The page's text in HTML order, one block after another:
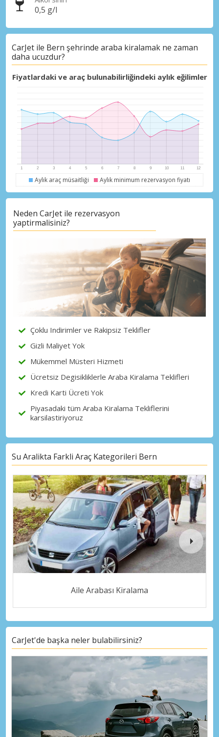
Büyük tasarruflar
Özel iş ortağı tekliflerine erişim sağlayın
eLink ile giriş yap
0,5 g/l
CarJet ile Bern şehrinde araba kiralamak ne zaman
daha ucuzdur?
Fiyatlardaki ve araç bulunabilirliğindeki aylık eğilimler
Aylık araç müsaitliği Aylık minimum rezervasyon fiyatı
Neden CarJet ile rezervasyon
yaptirmalisiniz?
Çoklu Indirimler ve Rakipsiz Teklifler
Gizli Maliyet Yok
Mükemmel Müsteri Hizmeti
Ücretsiz Degisikliklerle Araba Kiralama Teklifleri
Kredi Karti Ücreti Yok
Piyasadaki tüm Araba Kiralama Tekliflerini
karsilastiriyoruz
Su Aralikta Farkli Araç Kategorileri Bern
Aile Arabası Kiralama
CarJet'de başka neler bulabilirsiniz?